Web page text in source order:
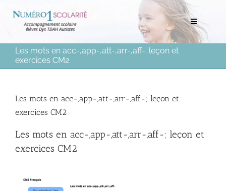
contenu
Toggle
Navigation
Rechercher:
Soutien scolaire à domicile
Mentorat scolaire
Les mots en acc-,app-,att-,arr-,aff-; leçon et
exercices CM2
Les mots en acc-,app-,att-,arr-,aff-; leçon et
exercices CM2
Les mots en acc-,app-,att-,arr-,aff-; leçon et
exercices CM2